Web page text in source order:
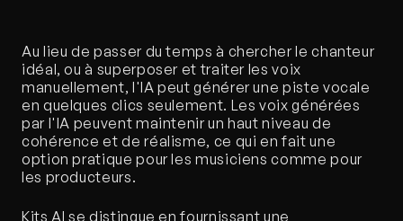
Au lieu de passer du temps à chercher le chanteur
idéal, ou à superposer et traiter les voix
manuellement, l'IA peut générer une piste vocale
en quelques clics seulement. Les voix générées
par l'IA peuvent maintenir un haut niveau de
cohérence et de réalisme, ce qui en fait une
option pratique pour les musiciens comme pour
les producteurs.
Kits AI se distingue en fournissant une